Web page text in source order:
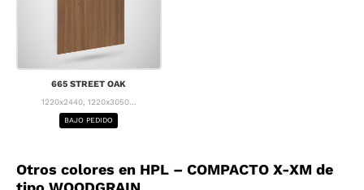
665 STREET OAK
1220x2440, 1220x3050...
BAJO PEDIDO
Otros colores en HPL – COMPACTO X-XM de